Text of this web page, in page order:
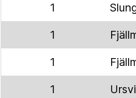
1
1
1
1